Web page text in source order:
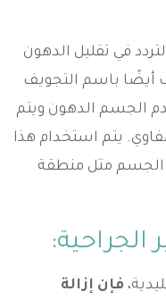
في تقليل الدهون
أيضًا باسم التجويف
الجسم الدهون ويتم
يتم استخدام هذا
الجسم مثل منطقة
الجراحية:
فإن إزالة